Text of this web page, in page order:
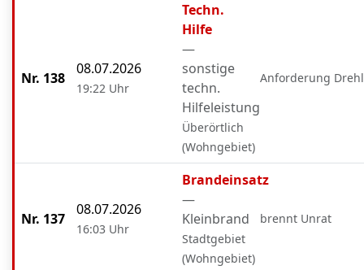
Nr. 138
08.07.2026
19:22 Uhr
Techn.
Hilfe
—
sonstige
techn.
Hilfeleistung
Überörtlich
(Wohngebiet)
Anforderung
Nr. 137
08.07.2026
16:03 Uhr
Brandeinsatz
—
Kleinbrand
Stadtgebiet
(Wohngebiet)
brennt Unrat